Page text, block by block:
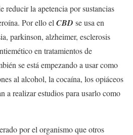
reducir la apetencia por sustancias
Por ello el CBD se usa en
parkinson, alzheimer, esclerosis
en tratamientos de
se está empezando a usar como
al alcohol, la cocaína, los opiáceos
a realizar estudios para usarlo como
por el organismo que otros